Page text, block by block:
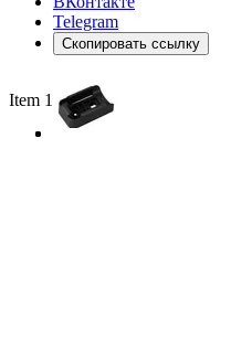
Telegram
Скопировать ссылку
Item 1 of 3